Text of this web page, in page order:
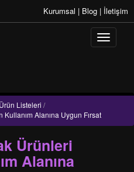
Kurumsal | Blog | İletişim
Ürün Listeleri /
Alanına Uygun Fırsat
Ürünleri
Alanına